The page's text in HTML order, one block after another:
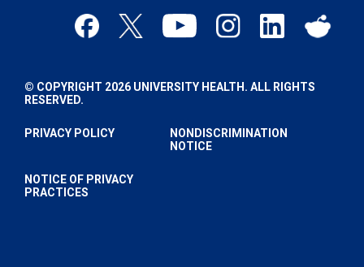
© COPYRIGHT 2026 UNIVERSITY HEALTH. ALL RIGHTS
RESERVED.
PRIVACY POLICY
NONDISCRIMINATION
NOTICE
NOTICE OF PRIVACY
PRACTICES